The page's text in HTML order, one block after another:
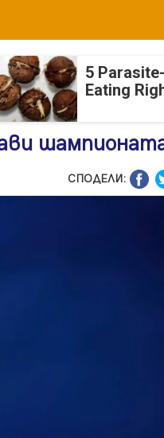
5
Eating
СПОДЕЛИ: